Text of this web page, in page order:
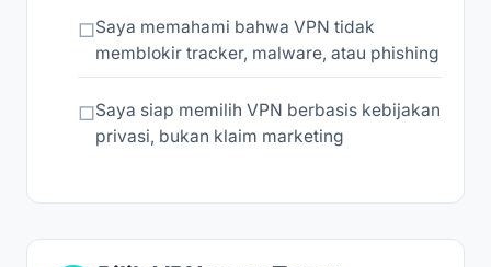
Saya memahami bahwa VPN tidak
memblokir tracker, malware, atau phishing
Saya siap memilih VPN berbasis kebijakan
privasi, bukan klaim marketing